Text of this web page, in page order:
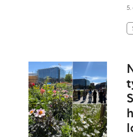
5.